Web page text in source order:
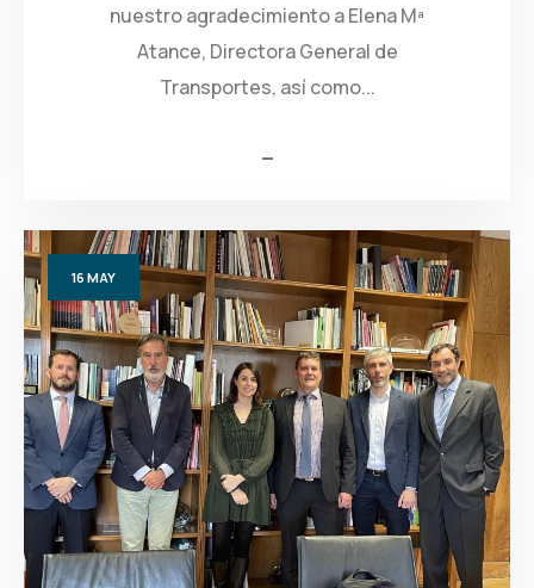
nuestro agradecimiento a Elena Mª
Atance, Directora General de
Transportes, así como...
16 MAY